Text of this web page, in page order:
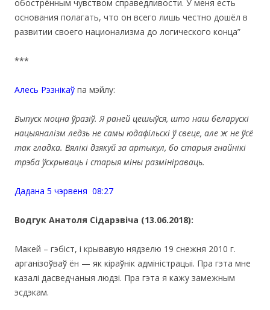
обострённым чувством справедливости. У меня есть
основания полагать, что он всего лишь честно дошёл в
развитии своего национализма до логического конца”
***
Алесь Рэзнiкаў па мэйлу:
Выпуск моцна ўразіў. Я раней цешыўся, што наш беларускі
нацыяналізм ледзь не самы юдафільскі ў свеце, але ж не ўсё
так гладка. Вялікі дзякуй за артыкул, бо старыя гнайнікі
трэба ўскрываць і старыя міны размініраваць.
Дадана 5 чэрвеня 08:27
Водгук Анатоля Сідарэвіча (13.06.2018):
Макей – гэбіст, і крывавую нядзелю 19 снежня 2010 г.
арганізоўваў ён — як кіраўнік адміністрацыі. Пра гэта мне
казалі дасведчаныя людзі. Пра гэта я кажу замежным
эсдэкам.